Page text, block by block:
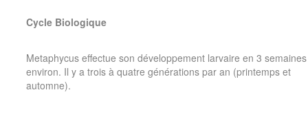
Cycle Biologique
Metaphycus effectue son développement larvaire en 3 semaines
environ. Il y a trois à quatre générations par an (printemps et
automne).